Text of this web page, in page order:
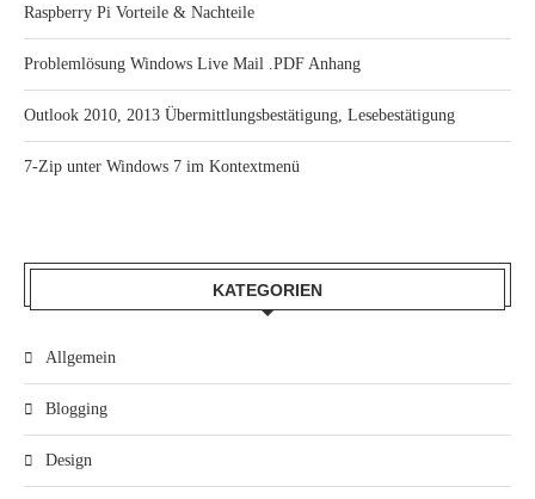
Raspberry Pi Vorteile & Nachteile
Problemlösung Windows Live Mail .PDF Anhang
Outlook 2010, 2013 Übermittlungsbestätigung, Lesebestätigung
7-Zip unter Windows 7 im Kontextmenü
KATEGORIEN
Allgemein
Blogging
Design